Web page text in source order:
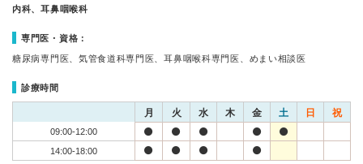
内科、耳鼻咽喉科
専門医・資格：
糖尿病専門医、気管食道科専門医、耳鼻咽喉科専門医、めまい相談医
診療時間
月 火 水 木 金 土 日 祝
09:00-12:00
14:00-18:00